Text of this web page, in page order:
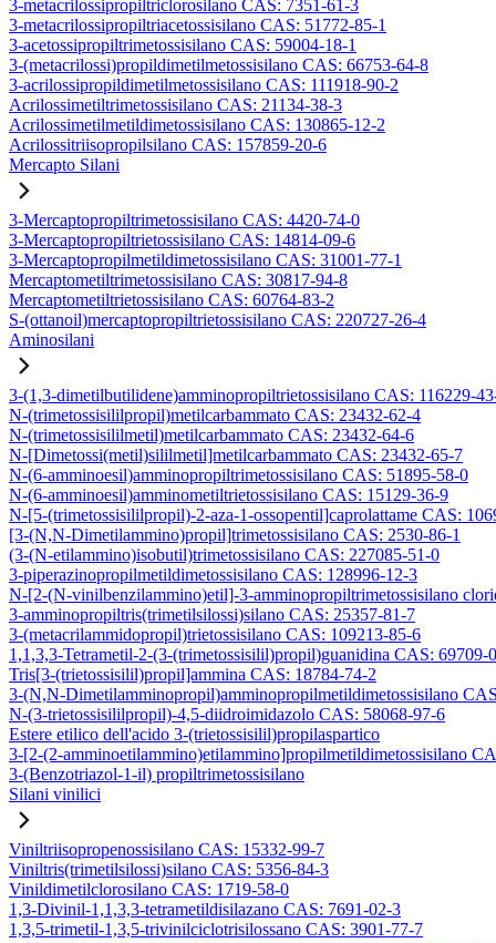
3-metacrilossipropiltriclorosilano CAS: 7351-61-3
3-metacrilossipropiltriacetossisilano CAS: 51772-85-1
3-acetossipropiltrimetossisilano CAS: 59004-18-1
3-(metacrilossi)propildimetilmetossisilano CAS: 66753-64-8
3-acrilossipropildimetilmetossisilano CAS: 111918-90-2
Acrilossimetiltrimetossisilano CAS: 21134-38-3
Acrilossimetilmetildimetossisilano CAS: 130865-12-2
Acrilossitriisopropilsilano CAS: 157859-20-6
Mercapto Silani
3-Mercaptopropiltrimetossisilano CAS: 4420-74-0
3-Mercaptopropiltrietossisilano CAS: 14814-09-6
3-Mercaptopropilmetildimetossisilano CAS: 31001-77-1
Mercaptometiltrimetossisilano CAS: 30817-94-8
Mercaptometiltrietossisilano CAS: 60764-83-2
S-(ottanoil)mercaptopropiltrietossisilano CAS: 220727-26-4
Aminosilani
3-(1,3-dimetilbutilidene)amminopropiltrietossisilano CAS: 116229-
N-(trimetossisililpropil)metilcarbammato CAS: 23432-62-4
N-(trimetossisililmetil)metilcarbammato CAS: 23432-64-6
N-[Dimetossi(metil)sililmetil]metilcarbammato CAS: 23432-65-7
N-(6-amminoesil)amminopropiltrimetossisilano CAS: 51895-58-0
N-(6-amminoesil)amminometiltrietossisilano CAS: 15129-36-9
N-[5-(trimetossisililpropil)-2-aza-1-ossopentil]caprolattame CAS:
[3-(N,N-Dimetilammino)propil]trimetossisilano CAS: 2530-86-1
(3-(N-etilammino)isobutil)trimetossisilano CAS: 227085-51-0
3-piperazinopropilmetildimetossisilano CAS: 128996-12-3
N-[2-(N-vinilbenzilammino)etil]-3-amminopropiltrimetossisilano
3-amminopropiltris(trimetilsilossi)silano CAS: 25357-81-7
3-(metacrilammidopropil)trietossisilano CAS: 109213-85-6
1,1,3,3-Tetrametil-2-(3-(trimetossisilil)propil)guanidina CAS: 69709-
Tris[3-(trietossisilil)propil]ammina CAS: 18784-74-2
3-(N,N-Dimetilamminopropil)amminopropilmetildimetossisilano
N-(3-trietossisililpropil)-4,5-diidroimidazolo CAS: 58068-97-6
Estere etilico dell'acido 3-(trietossisilil)propilaspartico
3-[2-(2-amminoetilammino)etilammino]propilmetildimetossisilano
3-(Benzotriazol-1-il) propiltrimetossisilano
Silani vinilici
Viniltriisopropenossisilano CAS: 15332-99-7
Viniltris(trimetilsilossi)silano CAS: 5356-84-3
Vinildimetilclorosilano CAS: 1719-58-0
1,3-Divinil-1,1,3,3-tetrametildisilazano CAS: 7691-02-3
1,3,5-trimetil-1,3,5-trivinilciclotrisilossano CAS: 3901-77-7